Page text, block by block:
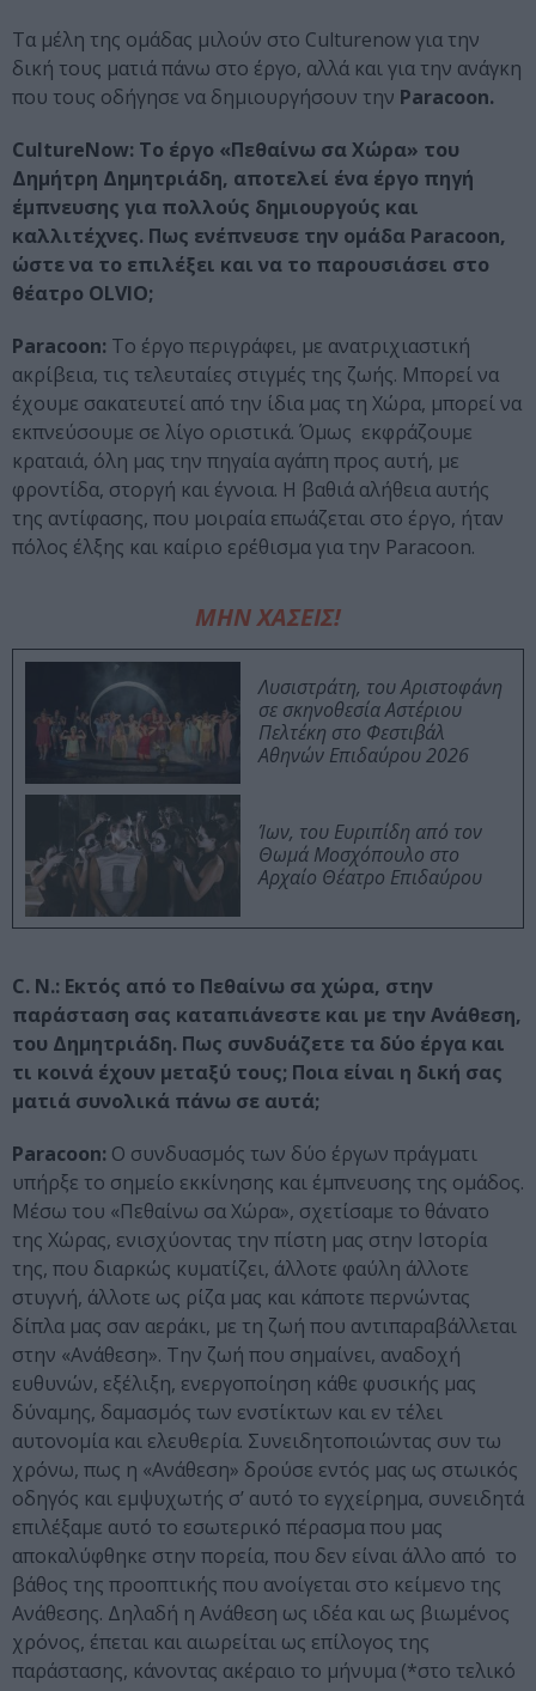
Τα μέλη της ομάδας μιλούν στο Culturenow για την
δική τους ματιά πάνω στο έργο, αλλά και για την ανάγκη
που τους οδήγησε να δημιουργήσουν την Paracoon.
CultureNow: Το έργο «Πεθαίνω σα Χώρα» του
Δημήτρη Δημητριάδη, αποτελεί ένα έργο πηγή
έμπνευσης για πολλούς δημιουργούς και
καλλιτέχνες. Πως ενέπνευσε την ομάδα Paracoon,
ώστε να το επιλέξει και να το παρουσιάσει στο
θέατρο OLVIO;
Paracoon: Το έργο περιγράφει, με ανατριχιαστική
ακρίβεια, τις τελευταίες στιγμές της ζωής. Mπορεί να
έχουμε σακατευτεί από την ίδια μας τη Χώρα, μπορεί να
εκπνεύσουμε σε λίγο οριστικά. Όμως εκφράζουμε
κραταιά, όλη μας την πηγαία αγάπη προς αυτή, με
φροντίδα, στοργή και έγνοια. Η βαθιά αλήθεια αυτής
της αντίφασης, που μοιραία επωάζεται στο έργο, ήταν
πόλος έλξης και καίριο ερέθισμα για την Paracoon.
ΜΗΝ ΧΑΣΕΙΣ!
Λυσιστράτη, του Αριστοφάνη
σε σκηνοθεσία Αστέριου
Πελτέκη στο Φεστιβάλ
Αθηνών Επιδαύρου 2026
Ίων, του Ευριπίδη από τον
Θωμά Μοσχόπουλο στο
Αρχαίο Θέατρο Επιδαύρου
C. N.: Εκτός από το Πεθαίνω σα χώρα, στην
παράσταση σας καταπιάνεστε και με την Ανάθεση,
του Δημητριάδη. Πως συνδυάζετε τα δύο έργα και
τι κοινά έχουν μεταξύ τους; Ποια είναι η δική σας
ματιά συνολικά πάνω σε αυτά;
Paracoon: Ο συνδυασμός των δύο έργων πράγματι
υπήρξε το σημείο εκκίνησης και έμπνευσης της ομάδος.
Mέσω του «Πεθαίνω σα Χώρα», σχετίσαμε το θάνατο
της Χώρας, ενισχύοντας την πίστη μας στην Ιστορία
της, που διαρκώς κυματίζει, άλλοτε φαύλη άλλοτε
στυγνή, άλλοτε ως ρίζα μας και κάποτε περνώντας
δίπλα μας σαν αεράκι, με τη ζωή που αντιπαραβάλλεται
στην «Ανάθεση». Την ζωή που σημαίνει, αναδοχή
ευθυνών, εξέλιξη, ενεργοποίηση κάθε φυσικής μας
δύναμης, δαμασμός των ενστίκτων και εν τέλει
αυτονομία και ελευθερία. Συνειδητοποιώντας συν τω
χρόνω, πως η «Ανάθεση» δρούσε εντός μας ως στωικός
οδηγός και εμψυχωτής σ’ αυτό το εγχείρημα, συνειδητά
επιλέξαμε αυτό το εσωτερικό πέρασμα που μας
αποκαλύφθηκε στην πορεία, που δεν είναι άλλο από το
βάθος της προοπτικής που ανοίγεται στο κείμενο της
Ανάθεσης. Δηλαδή η Ανάθεση ως ιδέα και ως βιωμένος
χρόνος, έπεται και αιωρείται ως επίλογος της
παράστασης, κάνοντας ακέραιο το μήνυμα (*στο τελικό